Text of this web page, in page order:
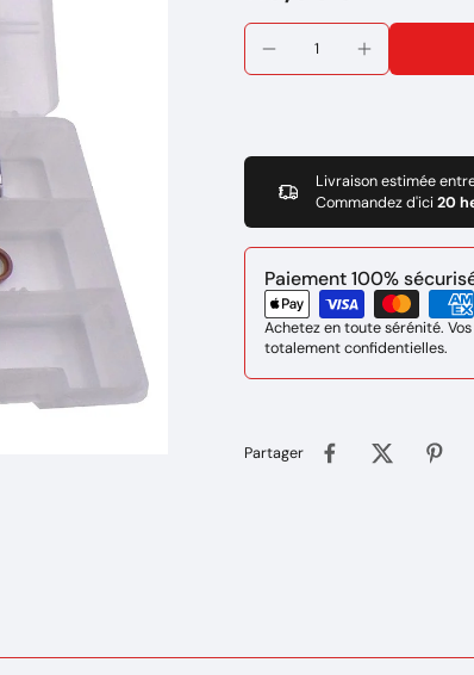
Livraison estimée
Commandez d'ici20
Paiement 100%
Achetez en toute sérénité.
totalement confidentielles.
Partager